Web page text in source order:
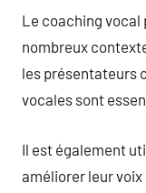
Le coaching vocal
nombreux
les présentateurs
vocales sont
Il est également
améliorer leur